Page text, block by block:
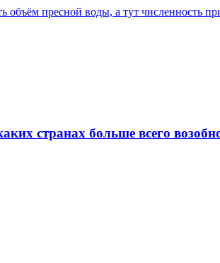
объём пресной воды, а тут численность
странах больше всего